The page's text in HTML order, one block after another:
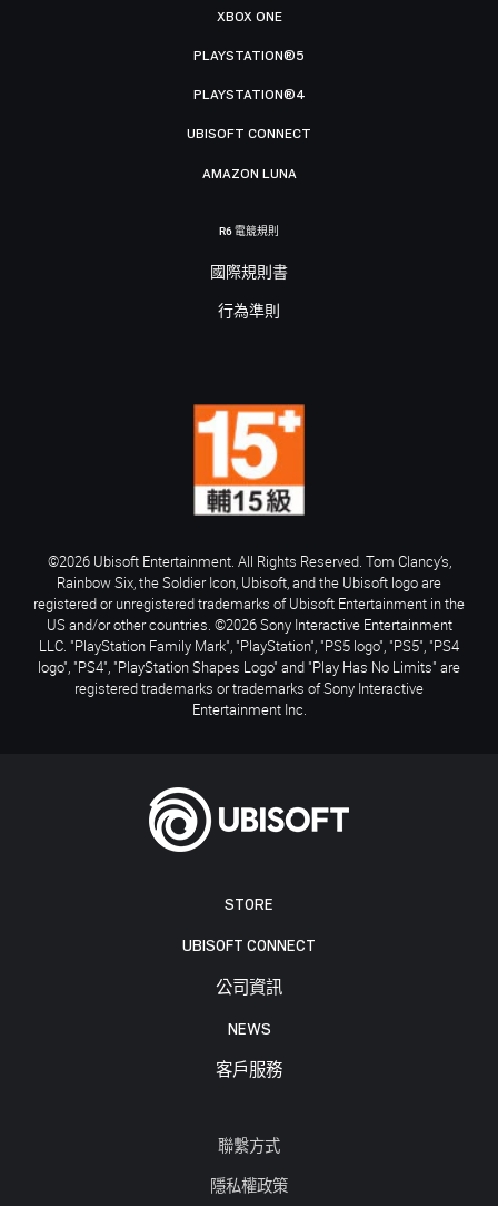
STORE
UBISOFT CONNECT
公司資訊
NEWS
客戶服務
聯繫方式
隱私權政策
XBOX ONE
PLAYSTATION®5
PLAYSTATION®4
UBISOFT CONNECT
AMAZON LUNA
R6 電競規則
國際規則書
行為準則
©2026 Ubisoft Entertainment. All Rights Reserved. Tom Clancy’s,
Rainbow Six, the Soldier Icon, Ubisoft, and the Ubisoft logo are
registered or unregistered trademarks of Ubisoft Entertainment in the
US and/or other countries. ©2026 Sony Interactive Entertainment
LLC. "PlayStation Family Mark", "PlayStation", "PS5 logo", "PS5", "PS4
logo", "PS4", "PlayStation Shapes Logo" and "Play Has No Limits" are
registered trademarks or trademarks of Sony Interactive
Entertainment Inc.